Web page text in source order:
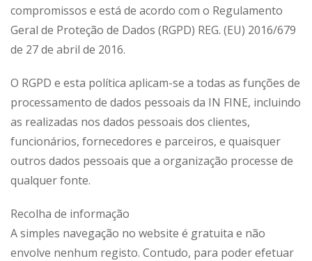
compromissos e está de acordo com o Regulamento
Geral de Proteção de Dados (RGPD) REG. (EU) 2016/679
de 27 de abril de 2016.
O RGPD e esta política aplicam-se a todas as funções de
processamento de dados pessoais da IN FINE, incluindo
as realizadas nos dados pessoais dos clientes,
funcionários, fornecedores e parceiros, e quaisquer
outros dados pessoais que a organização processe de
qualquer fonte.
Recolha de informação
A simples navegação no website é gratuita e não
envolve nenhum registo. Contudo, para poder efetuar